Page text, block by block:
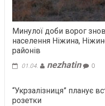
Минулої доби ворог
населення Ніжина,
районів
01.04. nezhatin 0
“Укрзалізниця” планує
розетки